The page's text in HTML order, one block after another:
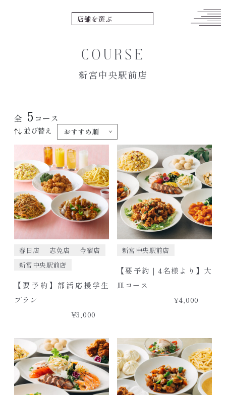
COURSE
新宮中央駅前店
全 5 コース
並び替え
春日店 志免店
今宿店
新宮中央駅前店
【要予約】部活応援学生
プラン
¥3,000
新宮中央駅前店
【要予約｜4名様より】大
皿コース
¥4,000